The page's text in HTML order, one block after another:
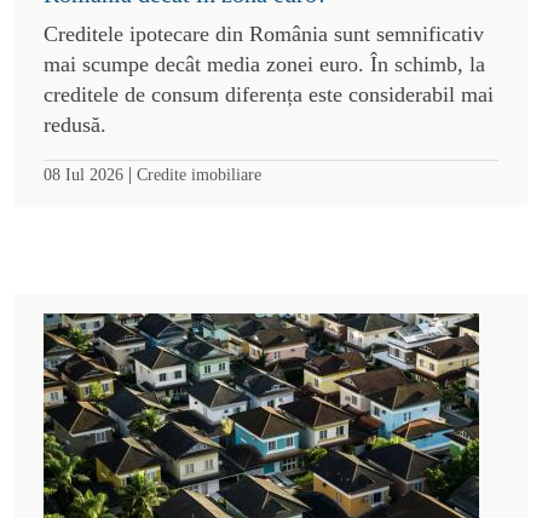
Creditele ipotecare din România sunt semnificativ
mai scumpe decât media zonei euro. În schimb, la
creditele de consum diferența este considerabil mai
redusă.
08 Iul 2026 | Credite imobiliare